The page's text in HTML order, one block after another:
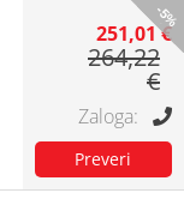
-5%
251,01 €
264,22
€